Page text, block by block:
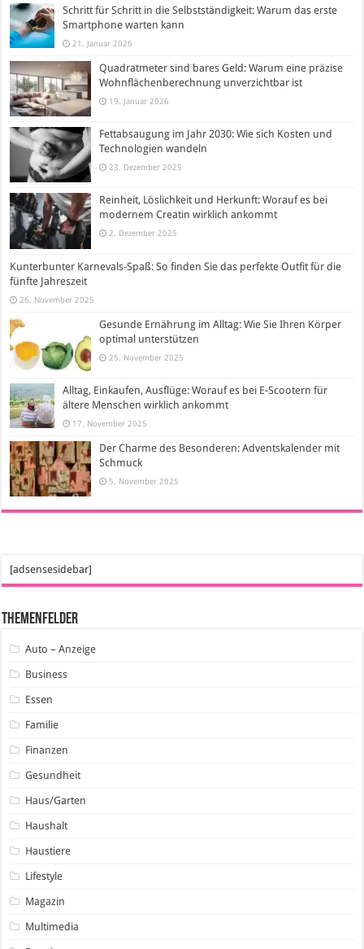
Schritt für Schritt in die Selbstständigkeit: Warum das erste
Smartphone warten kann
21. Januar 2026
Quadratmeter sind bares Geld: Warum eine präzise
Wohnflächenberechnung unverzichtbar ist
19. Januar 2026
Fettabsaugung im Jahr 2030: Wie sich Kosten und
Technologien wandeln
23. Dezember 2025
Reinheit, Löslichkeit und Herkunft: Worauf es bei
modernem Creatin wirklich ankommt
2. Dezember 2025
Kunterbunter Karnevals-Spaß: So finden Sie das perfekte Outfit für die
fünfte Jahreszeit
26. November 2025
Gesunde Ernährung im Alltag: Wie Sie Ihren Körper
optimal unterstützen
25. November 2025
Alltag, Einkaufen, Ausflüge: Worauf es bei E-Scootern für
ältere Menschen wirklich ankommt
17. November 2025
Der Charme des Besonderen: Adventskalender mit
Schmuck
5. November 2025
[adsensesidebar]
Themenfelder
Auto – Anzeige
Business
Essen
Familie
Finanzen
Gesundheit
Haus/Garten
Haushalt
Haustiere
Lifestyle
Magazin
Multimedia